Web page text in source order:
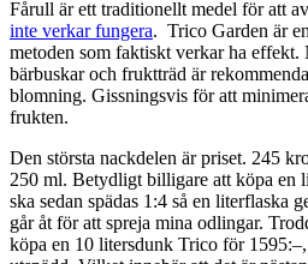
Fårull är ett traditionellt medel för att
inte verkar fungera. Trico Garden är
metoden som faktiskt verkar ha effekt.
bärbuskar och fruktträd är
blomning. Gissningsvis för att
frukten.
Den största nackdelen är priset. 245
250 ml. Betydligt billigare att köpa en
ska sedan spädas 1:4 så en literflaska
går åt för att spreja mina odlingar.
köpa en 10 litersdunk Trico för